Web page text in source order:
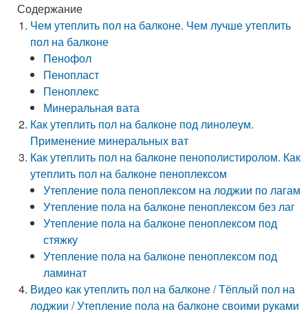
Содержание
Чем утеплить пол на балконе. Чем лучше утеплить
пол на балконе
Пенофол
Пенопласт
Пеноплекс
Минеральная вата
Как утеплить пол на балконе под линолеум.
Применение минеральных ват
Как утеплить пол на балконе пенополистиролом. Как
утеплить пол на балконе пеноплексом
Утепление пола пеноплексом на лоджии по лагам
Утепление пола на балконе пеноплексом без лаг
Утепление пола на балконе пеноплексом под
стяжку
Утепление пола на балконе пеноплексом под
ламинат
Видео как утеплить пол на балконе / Тёплый пол на
лоджии / Утепление пола на балконе своими руками